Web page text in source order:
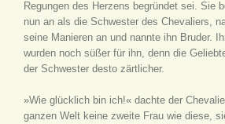
Regungen des Herzens begründet sei. Sie
nun an als die Schwester des Chevaliers,
seine Manieren an und nannte ihn Bruder.
wurden noch süßer für ihn, denn die
der Schwester desto zärtlicher.
»Wie glücklich bin ich!« dachte der
ganzen Welt keine zweite Frau wie diese,